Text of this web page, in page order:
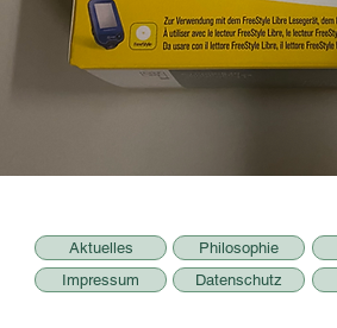
Aktuelles Philosophie
Impressum
Datenschutz